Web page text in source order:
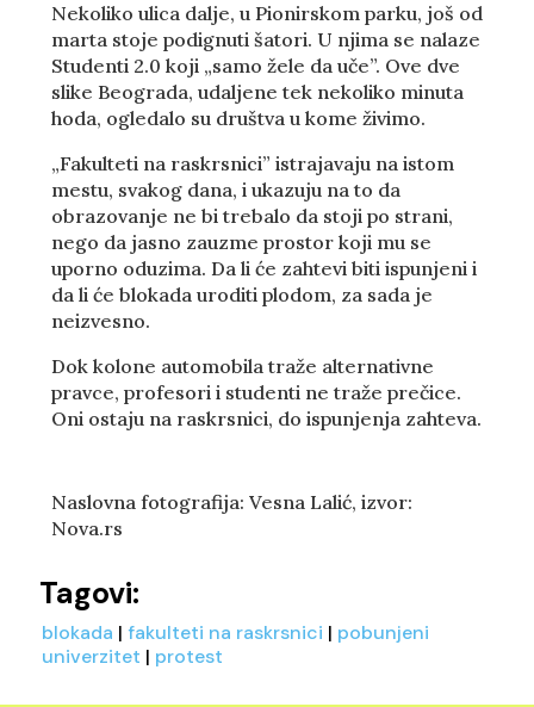
Nekoliko ulica dalje, u Pionirskom parku, još od
marta stoje podignuti šatori. U njima se nalaze
Studenti 2.0 koji „samo žele da uče”. Ove dve
slike Beograda, udaljene tek nekoliko minuta
hoda, ogledalo su društva u kome živimo.
„Fakulteti na raskrsnici” istrajavaju na istom
mestu, svakog dana, i ukazuju na to da
obrazovanje ne bi trebalo da stoji po strani,
nego da jasno zauzme prostor koji mu se
uporno oduzima. Da li će zahtevi biti ispunjeni i
da li će blokada uroditi plodom, za sada je
neizvesno.
Dok kolone automobila traže alternativne
pravce, profesori i studenti ne traže prečice.
Oni ostaju na raskrsnici, do ispunjenja zahteva.
Naslovna fotografija: Vesna Lalić, izvor:
Nova.rs
Tagovi:
blokada |fakulteti na raskrsnici | pobunjeni
univerzitet | protest